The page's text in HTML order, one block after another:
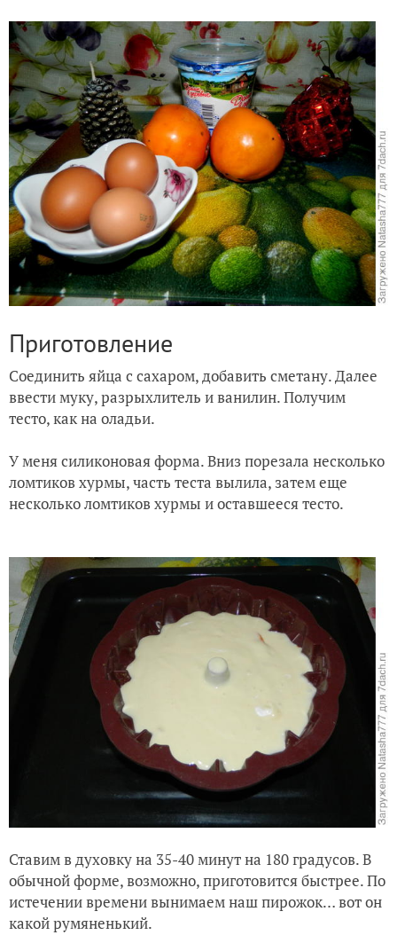
Приготовление
Соединить яйца с сахаром, добавить сметану. Далее
ввести муку, разрыхлитель и ванилин. Получим
тесто, как на оладьи.
У меня силиконовая форма. Вниз порезала несколько
ломтиков хурмы, часть теста вылила, затем еще
несколько ломтиков хурмы и оставшееся тесто.
Ставим в духовку на 35-40 минут на 180 градусов. В
обычной форме, возможно, приготовится быстрее. По
истечении времени вынимаем наш пирожок… вот он
какой румяненький.